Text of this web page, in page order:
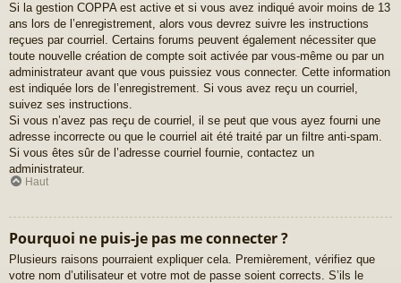
Si la gestion COPPA est active et si vous avez indiqué avoir moins de 13
ans lors de l’enregistrement, alors vous devrez suivre les instructions
reçues par courriel. Certains forums peuvent également nécessiter que
toute nouvelle création de compte soit activée par vous-même ou par un
administrateur avant que vous puissiez vous connecter. Cette information
est indiquée lors de l’enregistrement. Si vous avez reçu un courriel,
suivez ses instructions.
Si vous n’avez pas reçu de courriel, il se peut que vous ayez fourni une
adresse incorrecte ou que le courriel ait été traité par un filtre anti-spam.
Si vous êtes sûr de l’adresse courriel fournie, contactez un
administrateur.
Haut
Pourquoi ne puis-je pas me connecter ?
Plusieurs raisons pourraient expliquer cela. Premièrement, vérifiez que
votre nom d’utilisateur et votre mot de passe soient corrects. S’ils le